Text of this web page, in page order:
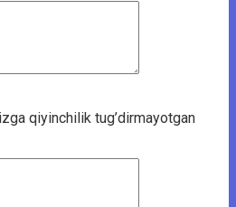
qiyinchilik tug’dirmayotgan